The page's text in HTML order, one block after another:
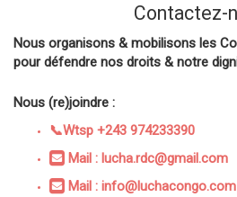
Contactez-
Nous organisons & mobilisons les
pour défendre nos droits & notre
Nous (re)joindre :
📞Wtsp +243 974233390
Mail : lucha.rdc@gmail.com
Mail : info@luchacongo.com